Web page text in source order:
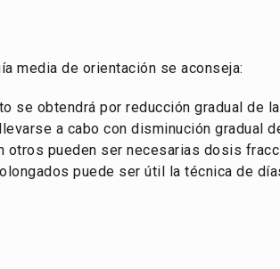
media de orientación se aconseja:
se obtendrá por reducción gradual de
a cabo con disminución gradual
pueden ser necesarias dosis
puede ser útil la técnica de